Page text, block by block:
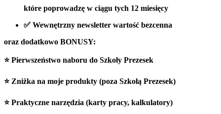
które poprowadzę w ciągu tych 12 miesięcy
✅ Wewnętrzny newsletter wartość bezcenna
oraz dodatkowo BONUSY:
⭐️ Pierwszeństwo naboru do Szkoły Prezesek
⭐️ Zniżka na moje produkty (poza Szkołą Prezesek)
⭐️ Praktyczne narzędzia (karty pracy, kalkulatory)